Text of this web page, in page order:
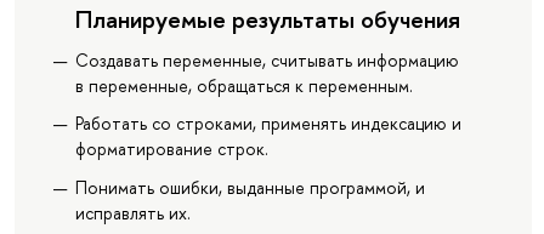
Планируемые результаты обучения
Создавать переменные, считывать информацию
в переменные, обращаться к переменным.
Работать со строками, применять индексацию и
форматирование строк.
Понимать ошибки, выданные программой, и
исправлять их.